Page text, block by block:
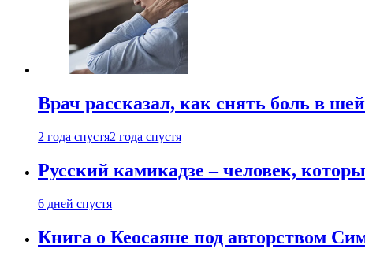
Врач рассказал, как снять боль в
2 года спустя2 года спустя
Русский камикадзе – человек,
6 дней спустя
Книга о Кеосаяне под авторством